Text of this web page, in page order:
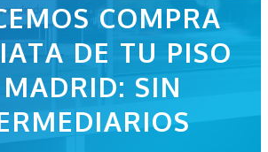
COMPRA
DE TU PISO
SIN